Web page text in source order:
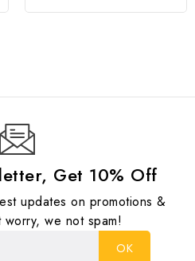
Get 10% Off
updates on promotions &
worry, we not spam!